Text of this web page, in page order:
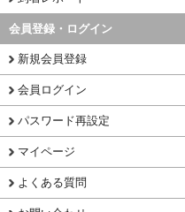
会員登録・ログイン
新規会員登録
会員ログイン
パスワード再設定
マイページ
よくある質問